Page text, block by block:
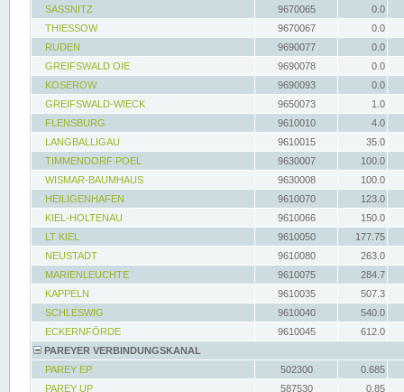
SASSNITZ
9670065
0.0
THIESSOW
9670067
0.0
RUDEN
9690077
0.0
GREIFSWALD OIE
9690078
0.0
KOSEROW
9690093
0.0
GREIFSWALD-WIECK
9650073
1.0
FLENSBURG
9610010
4.0
LANGBALLIGAU
9610015
35.0
TIMMENDORF POEL
9630007
100.0
WISMAR-BAUMHAUS
9630008
100.0
HEILIGENHAFEN
9610070
123.0
KIEL-HOLTENAU
9610066
150.0
LT KIEL
9610050
177.75
NEUSTADT
9610080
263.0
MARIENLEUCHTE
9610075
284.7
KAPPELN
9610035
507.3
SCHLESWIG
9610040
540.0
ECKERNFÖRDE
9610045
612.0
PAREYER VERBINDUNGSKANAL
PAREY EP
502300
0.685
PAREY UP
587530
0.85